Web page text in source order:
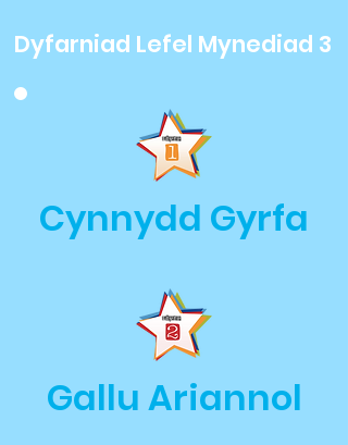
Dyfarniad Lefel Mynediad 3
Cynnydd Gyrfa
Gallu Ariannol